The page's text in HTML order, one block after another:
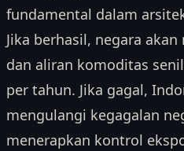
fundamental dalam
Jika berhasil, negara
dan aliran komoditas
per tahun. Jika gagal,
mengulangi kegagalan
menerapkan kontrol